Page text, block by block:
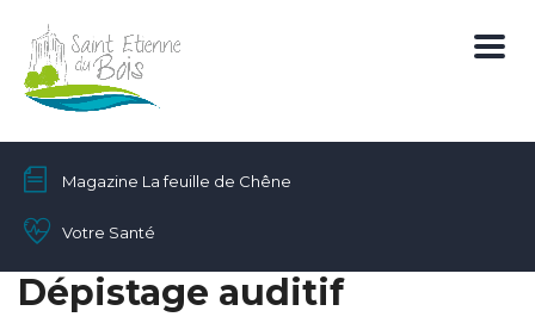
Magazine La feuille de Chêne
Votre Santé
Dépistage auditif